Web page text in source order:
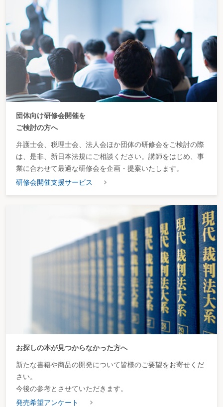
団体向け研修会開催を
ご検討の方へ
弁護士会、税理士会、法人会ほか団体の研修会をご検討の際
は、是非、新日本法規にご相談ください。講師をはじめ、事
業に合わせて最適な研修会を企画・提案いたします。
研修会開催支援サービス
お探しの本が見つからなかった方へ
新たな書籍や商品の開発について皆様のご要望をお寄せくだ
さい。
今後の参考とさせていただきます。
発売希望アンケート